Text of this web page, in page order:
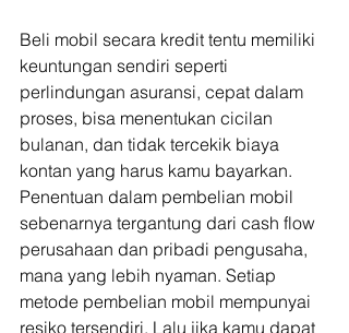
Beli mobil secara kredit tentu memiliki
keuntungan sendiri seperti
perlindungan asuransi, cepat dalam
proses, bisa menentukan cicilan
bulanan, dan tidak tercekik biaya
kontan yang harus kamu bayarkan.
Penentuan dalam pembelian mobil
sebenarnya tergantung dari cash flow
perusahaan dan pribadi pengusaha,
mana yang lebih nyaman. Setiap
metode pembelian mobil mempunyai
resiko tersendiri. Lalu jika kamu dapat